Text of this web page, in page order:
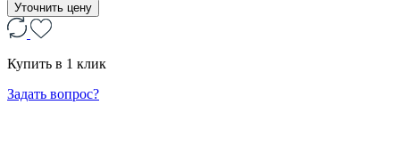
Уточнить цену
Купить в 1 клик
Задать вопрос?